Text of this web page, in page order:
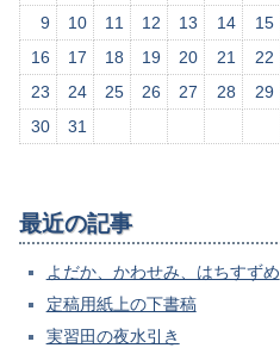
9
10 11 12 13 14
15
16
17 18 19 20 21
22
23
24 25 26 27 28
29
30
31
最近の記事
よだか、かわせみ、はちすずめ
定稿用紙上の下書稿
実習田の夜水引き